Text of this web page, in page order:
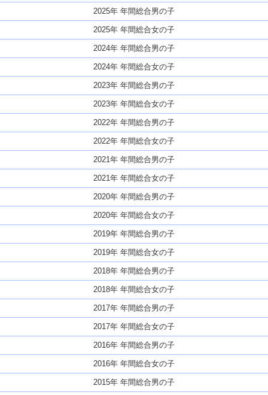
2025年 年間総合男の子
2025年 年間総合女の子
2024年 年間総合男の子
2024年 年間総合女の子
2023年 年間総合男の子
2023年 年間総合女の子
2022年 年間総合男の子
2022年 年間総合女の子
2021年 年間総合男の子
2021年 年間総合女の子
2020年 年間総合男の子
2020年 年間総合女の子
2019年 年間総合男の子
2019年 年間総合女の子
2018年 年間総合男の子
2018年 年間総合女の子
2017年 年間総合男の子
2017年 年間総合女の子
2016年 年間総合男の子
2016年 年間総合女の子
2015年 年間総合男の子